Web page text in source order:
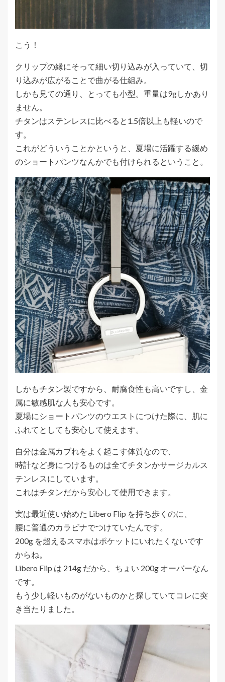
こう！
クリップの縁にそって細い切り込みが入っていて、切
り込みが広がることで曲がる仕組み。
しかも見ての通り、とっても小型。重量は9gしかあり
ません。
チタンはステンレスに比べると1.5倍以上も軽いので
す。
これがどういうことかというと、夏場に活躍する緩め
のショートパンツなんかでも付けられるということ。
しかもチタン製ですから、耐腐食性も高いですし、金
属に敏感肌な人も安心です。
夏場にショートパンツのウエストにつけた際に、肌に
ふれてとしても安心して使えます。
自分は金属カブれをよく起こす体質なので、
時計など身につけるものは全てチタンかサージカルス
テンレスにしています。
これはチタンだから安心して使用できます。
実は最近使い始めた Libero Flip を持ち歩くのに、
腰に普通のカラビナでつけていたんです。
200g を超えるスマホはポケットにいれたくないです
からね。
Libero Flip は 214g だから、ちょい 200g オーバーなん
です。
もう少し軽いものがないものかと探していてコレに突
き当たりました。